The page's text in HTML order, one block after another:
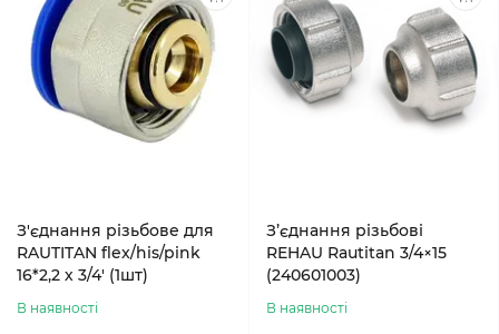
З'єднання різьбове для
RAUTITAN flex/his/pink
16*2,2 х 3/4' (1шт)
В наявності
З’єднання різьбові
REHAU Rautitan 3/4×15
(240601003)
В наявності